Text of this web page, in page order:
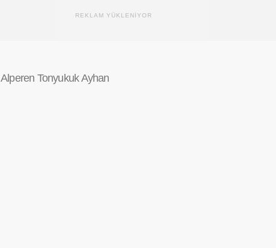
REKLAM YÜKLENİYOR
Alperen Tonyukuk Ayhan